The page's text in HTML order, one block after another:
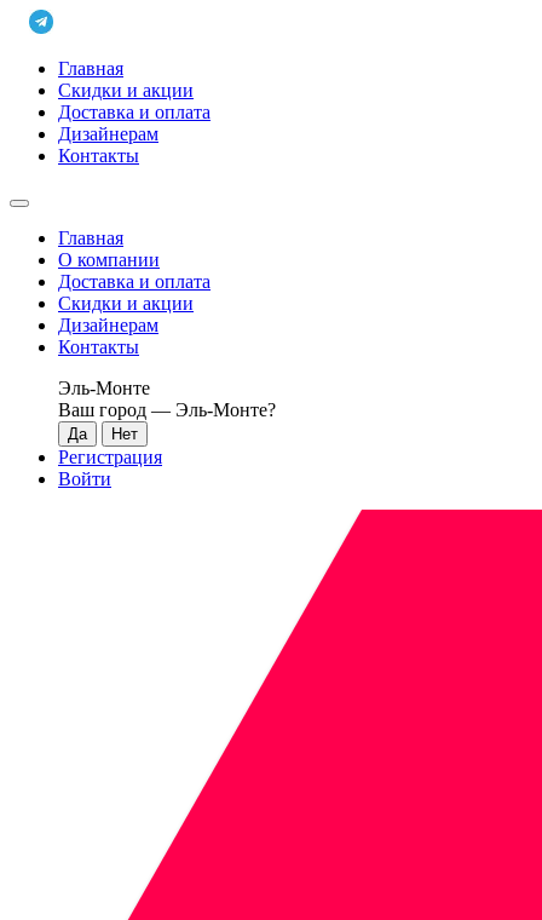
Главная
Скидки и акции
Доставка и оплата
Дизайнерам
Контакты
Главная
О компании
Доставка и оплата
Скидки и акции
Дизайнерам
Контакты
Эль-Монте
Ваш город — Эль-Монте?
Регистрация
Войти